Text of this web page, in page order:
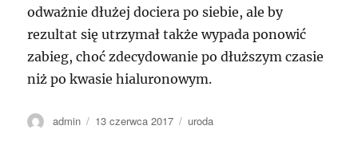
odważnie dłużej dociera po siebie, ale by
rezultat się utrzymał także wypada ponowić
zabieg, choć zdecydowanie po dłuższym czasie
niż po kwasie hialuronowym.
Autor
admin
Data
13 czerwca 2017 Kategorie
uroda